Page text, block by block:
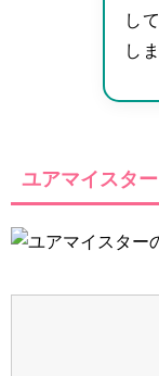
し
し
ユアマイスター